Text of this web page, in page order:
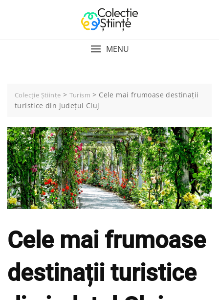
MENU
Colecție Științe > Turism > Cele mai frumoase destinații
turistice din județul Cluj
Cele mai frumoase
destinații turistice